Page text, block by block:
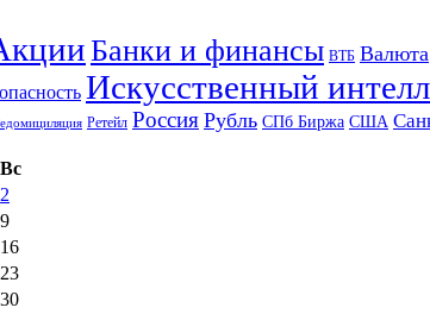
Банки и финансы ВТБ Валюта
Искусственный
Ретейл Россия Рубль СПб Биржа США
Вс
2
9
16
23
30